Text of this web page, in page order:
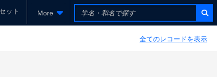
ット More
全てのレコードを表示